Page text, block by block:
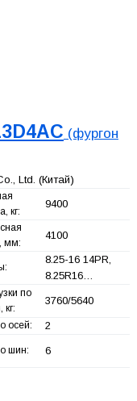
(фургон
Ltd. (Китай)
кг:
9400
мм:
4100
8.25-16 14PR,
8.25R16…
по
кг:
3760/5640
осей: 2
шин: 6